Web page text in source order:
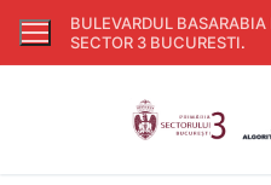
Skip
BULEVARDUL
SECTOR 3 BUCURESTI.